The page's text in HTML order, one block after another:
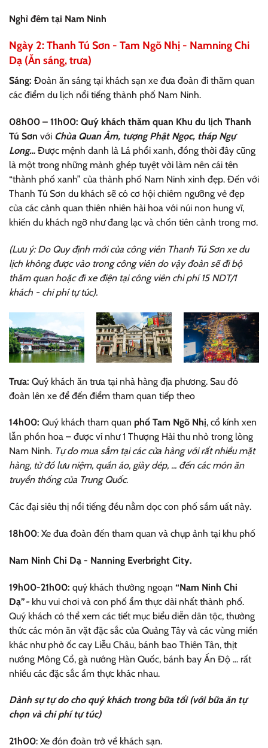
Nghỉ đêm tại Nam Ninh
Ngày 2: Thanh Tú Sơn - Tam Ngõ Nhị - Namning Chi
Dạ (Ăn sáng, trưa)
Sáng: Đoàn ăn sáng tại khách sạn xe đưa đoàn đi thăm quan
các điểm du lịch nổi tiếng thành phố Nam Ninh.
08h00 – 11h00: Quý khách thăm quan Khu du lịch Thanh
Tú Sơn với Chùa Quan Âm, tượng Phật Ngọc, tháp Ngự
Long… Được mệnh danh là Lá phổi xanh, đồng thời đây cũng
là một trong những mảnh ghép tuyệt vời làm nên cái tên
“thành phố xanh” của thành phố Nam Ninh xinh đẹp. Đến với
Thanh Tú Sơn du khách sẽ có cơ hội chiêm ngưỡng vẻ đẹp
của các cảnh quan thiên nhiên hài hoa với núi non hung vĩ,
khiến du khách ngỡ như đang lạc và chốn tiên cảnh trong mơ.
(Lưu ý: Do Quy định mới của công viên Thanh Tú Sơn xe du
lịch không được vào trong công viên do vậy đoàn sẽ đi bộ
thăm quan hoặc đi xe điện tại công viên chi phí 15 NDT/1
khách - chi phí tự túc).
Trưa: Quý khách ăn trưa tại nhà hàng địa phương. Sau đó
đoàn lên xe để đến điểm tham quan tiếp theo
14h00: Quý khách tham quan phố Tam Ngõ Nhị, cổ kính xen
lẫn phồn hoa – được ví như 1 Thượng Hải thu nhỏ trong lòng
Nam Ninh. Tự do mua sắm tại các cửa hàng với rất nhiều mặt
hàng, từ đồ lưu niệm, quần áo, giày dép, ... đến các món ăn
truyền thống của Trung Quốc.
Các đại siêu thị nổi tiếng đều nằm dọc con phố sầm uất này.
18h00: Xe đưa đoàn đến tham quan và chụp ảnh tại khu phố
Nam Ninh Chi Dạ - Nanning Everbright City.
19h00-21h00: quý khách thưởng ngoạn “Nam Ninh Chi
Dạ”- khu vui chơi và con phố ẩm thực dài nhất thành phố.
Quý khách có thể xem các tiết mục biểu diễn dân tộc, thưởng
thức các món ăn vặt đặc sắc của Quảng Tây và các vùng miền
khác như phở ốc cay Liễu Châu, bánh bao Thiên Tân, thịt
nướng Mông Cổ, gà nướng Hàn Quốc, bánh bay Ấn Độ ... rất
nhiều các đặc sắc ẩm thực khác nhau.
Dành sự tự do cho quý khách trong bữa tối (với bữa ăn tự
chọn và chi phí tự túc)
21h00: Xe đón đoàn trở về khách sạn.